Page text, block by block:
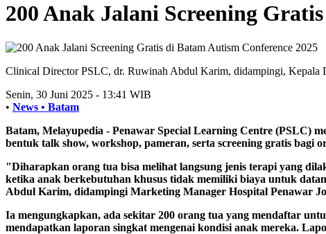
200 Anak Jalani Screening
Clinical Director PSLC, dr. Ruwinah Abdul Karim, didampingi, Kepala
Senin, 30 Juni 2025 - 13:41 WIB
• News • Batam
Batam, Melayupedia - Penawar Special Learning Centre (PSLC)
bentuk talk show, workshop, pameran, serta screening gratis bagi
"Diharapkan orang tua bisa melihat langsung jenis terapi yang
ketika anak berkebutuhan khusus tidak memiliki biaya untuk
Abdul Karim, didampingi Marketing Manager Hospital Penawar
Ia mengungkapkan, ada sekitar 200 orang tua yang mendaftar
mendapatkan laporan singkat mengenai kondisi anak mereka.